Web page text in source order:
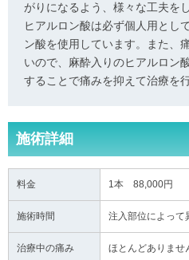
がりになるよう、様々な工夫を
ヒアルロン酸は必ず個人用とし
ン酸を使用しています。また、
いので、麻酔入りのヒアルロン
することで痛みを抑えて治療を
施術詳細
料金 1本 88,000円
施術時間 注入部位によって
治療中の痛み ほとんどありませ